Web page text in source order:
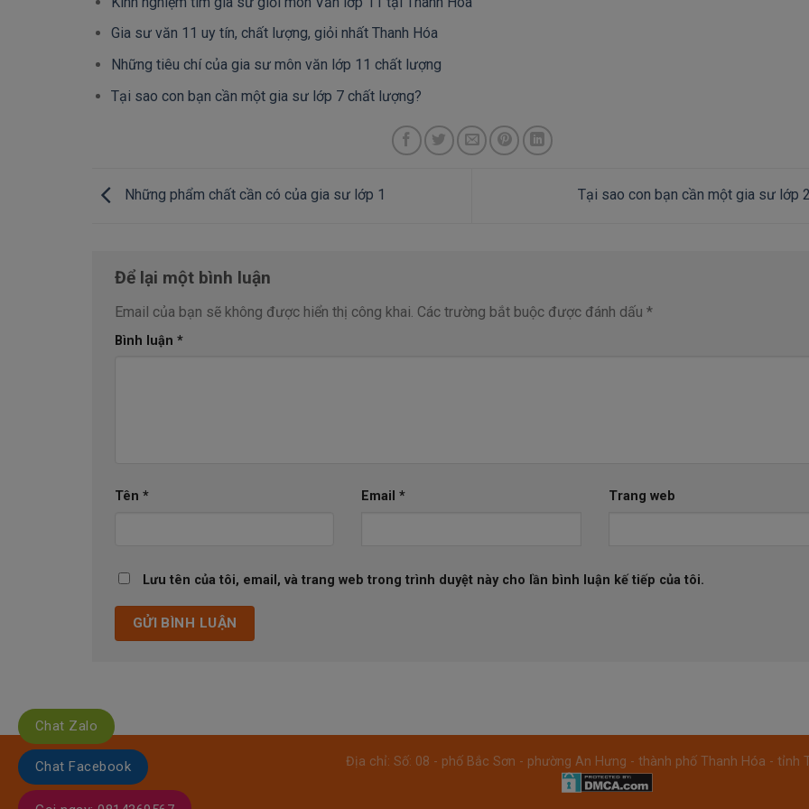
Gia sư văn 11 uy tín, chất lượng, giỏi nhất Thanh Hóa
Những tiêu chí của gia sư môn văn lớp 11 chất lượng
Tại sao con bạn cần một gia sư lớp 7 chất lượng?
Những phẩm chất cần có của gia sư lớp 1 Tại sao con bạn cần một gia sư lớp
Để lại một bình luận
Email của bạn sẽ không được hiển thị công khai. Các trường bắt buộc được đánh dấu *
Bình luận *
Tên * Email* Trang web
Lưu tên của tôi, email, và trang web trong trình duyệt này cho lần bình luận kế tiếp của tôi.
Địa chỉ: Số: 08 - phố Bắc Sơn - phường An Hưng - thành phố Thanh Hóa - tỉnh
Chat Zalo
Chat Facebook